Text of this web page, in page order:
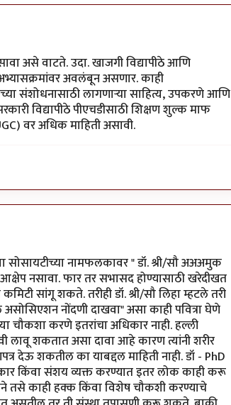
असे वाटते. उदा. खाजगी विद्यापीठे आणि
अवलंबून असणार. काही
संशोधनासाठी लागणाऱ्या साहित्य, उपकरणे आणि
विद्यापीठे पीएचडीसाठी शिक्षण शुल्क माफ
वर अधिक माहिती असावी.
सोसायटीच्या नामफलकावर " डॉ. श्री/सौ अअअमुक
नसावा. फार तर सभासद होण्यासाठी खरेदीखत
सांगू शकते. तरीही डॉ. श्री/सौ लिहा म्हटले तरी
नोंदणी दाखवा" असा काही पवित्रा घेणे
चौकशा करणे इतरांचा अधिकार नाही. हल्ली
लावू शकतात असा दावा आहे कारण त्यांनी शरीर
देऊ शकतील का याबद्दल माहिती नाही. डॉ - PhD
किंवा संशय व्यक्त करण्यात इतर लोक काही करू
तसे काही हक्क किंवा विशेष चौकशी करण्याचे